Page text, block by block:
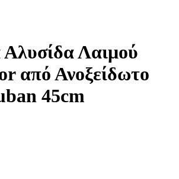
Αλυσίδα Λαιμού
από Ανοξείδωτο
45cm